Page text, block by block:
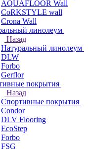
AQUAFLOOR Wall
CoRKSTYLE wall
Crona Wall
линолеум
Назад
Натуральный линолеум
DLW
Forbo
Gerflor
покрытия
Назад
Спортивные покрытия
Condor
DLV Flooring
EcoStep
Forbo
FSG